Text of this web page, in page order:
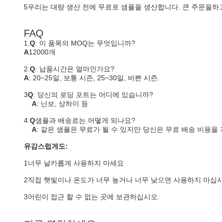
5우리는 대량 생산 전에 무료로 샘플을 생산합니다. 큰 주문을하
FAQ
1. Q: 이 품목의 MOQ는 무엇입니까?
A12000개
2. Q: 납품시간은 얼마인가요?
A: 20~25일, 보통 시즌, 25~30일, 바쁜 시즌.
3Q: 당신의 로딩 포트는 어디에 있습니까?
A: 닌보, 상하이 등
4. Q샘플과 배송료는 어떻게 되나요?
A: 같은 샘플은 무료가 될 수 있지만 당신은 무료 배송 비용을
유감스럽게도:
1너무 날카롭게 사용하지 마세요
2직접 햇빛이나 온도가 너무 높거나 너무 낮으면 사용하지 마십
3어린이 접근 할 수 없는 곳에 보관하십시오.